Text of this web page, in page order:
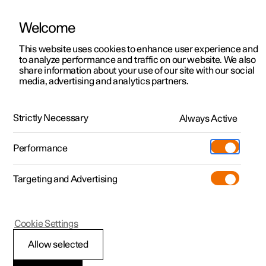
Polestar 2
Polestar 3
Polestar 4
Pre-owned
Kauppa
Lisää
Tutustu Polestar 2
Koeajo
Tutustu Polestar 3
Koeajo
Tutustu Polestar 4
Koeajo
Pre-owned edut
Kampanjat
Kampanjat
Yrityskampanjat
Toimitusvalmiit autot
Tilaa nyt
Pre-owned
Koeajo
Extras
(Avautuu uuteen ikkunaan)
Tapahtumat
Yritysautot
Sijainnit
Huoltopisteet
Omistajuus
Asiakaspalvelu
Tietoa Polestarista
Autosi luovutus
Kaikki mitä sinun tulee tietää
Muistettavat asiat
Valmistaudu luovutukseen varmistamalla seuraavat
asiat:
Ajokortti
Otathan voimassa olevan ajokorttisi mukaan.
Welcome
This website uses cookies to enhance user experience and
to analyze performance and traffic on our website. We also
share information about your use of our site with our social
media, advertising and analytics partners.
Strictly Necessary Always Active
Performance
Targeting and Advertising
Allow selected
Cookie Settings